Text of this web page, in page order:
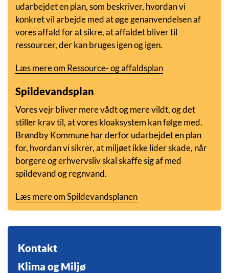
udarbejdet en plan, som beskriver, hvordan vi
konkret vil arbejde med at øge genanvendelsen af
vores affald for at sikre, at affaldet bliver til
ressourcer, der kan bruges igen og igen.
Læs mere om Ressource- og affaldsplan
Spildevandsplan
Vores vejr bliver mere vådt og mere vildt, og det
stiller krav til, at vores kloaksystem kan følge med.
Brøndby Kommune har derfor udarbejdet en plan
for, hvordan vi sikrer, at miljøet ikke lider skade, når
borgere og erhvervsliv skal skaffe sig af med
spildevand og regnvand.
Læs mere om Spildevandsplanen
Kontakt
Klima og Miljø